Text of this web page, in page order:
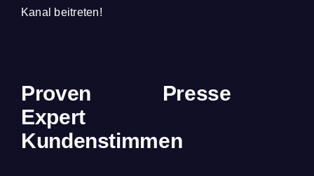
Kanal beitreten!
Proven
Expert
Kundenstimmen
Presse